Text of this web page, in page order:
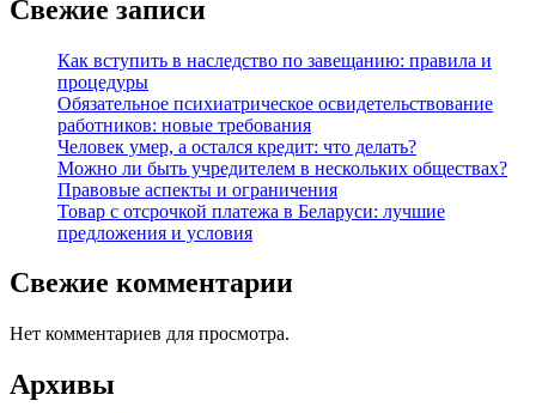
Свежие записи
Как вступить в наследство по завещанию: правила и
процедуры
Обязательное психиатрическое освидетельствование
работников: новые требования
Человек умер, а остался кредит: что делать?
Можно ли быть учредителем в нескольких обществах?
Правовые аспекты и ограничения
Товар с отсрочкой платежа в Беларуси: лучшие
предложения и условия
Свежие комментарии
Нет комментариев для просмотра.
Архивы